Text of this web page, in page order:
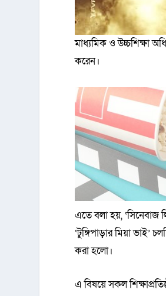
মাধ্যমিক ও উচ্চশিক্ষা
করেন।
এতে বলা হয়,
‘টুঙ্গিপাড়ার মিয়া ভাই’
করা হলো।
এ বিষয়ে সকল